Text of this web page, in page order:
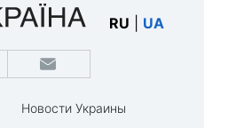
RU UA
Новости Украины